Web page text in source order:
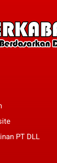
PT DLL